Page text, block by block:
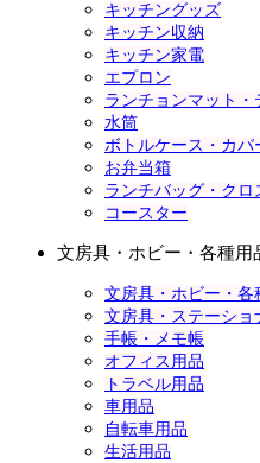
キッチングッズ
キッチン収納
キッチン家電
エプロン
ランチョンマット・
水筒
ボトルケース・カバ
お弁当箱
ランチバッグ・クロ
コースター
文房具・ホビー・各種用
文房具・ホビー・各
文房具・ステーショ
手帳・メモ帳
オフィス用品
トラベル用品
車用品
自転車用品
生活用品